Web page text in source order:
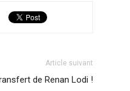
Article suivant
de Renan Lodi !